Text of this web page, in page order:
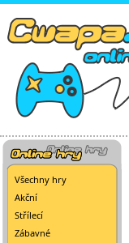
Všechny hry
Akční
Střílecí
Zábavné